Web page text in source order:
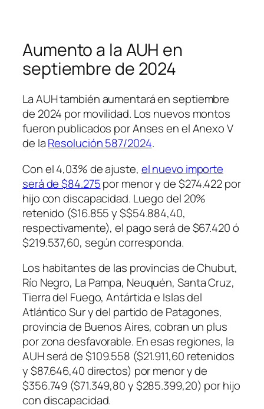
Aumento a la AUH en
septiembre de 2024
La AUH también aumentará en septiembre
de 2024 por movilidad. Los nuevos montos
fueron publicados por Anses en el Anexo V
de laResolución 587/2024.
Con el 4,03% de ajuste, el nuevo importe
será de $84.275por menor y de $274.422 por
hijo con discapacidad. Luego del 20%
retenido ($16.855 y $$54.884,40,
respectivamente), el pago será de $67.420 ó
$219.537,60, según corresponda.
Los habitantes de las provincias de Chubut,
Río Negro, La Pampa, Neuquén, Santa Cruz,
Tierra del Fuego, Antártida e Islas del
Atlántico Sur y del partido de Patagones,
provincia de Buenos Aires, cobran un plus
por zona desfavorable. En esas regiones, la
AUH será de $109.558 ($21.911,60 retenidos
y $87.646,40 directos) por menor y de
$356.749 ($71.349,80 y $285.399,20) por hijo
con discapacidad.